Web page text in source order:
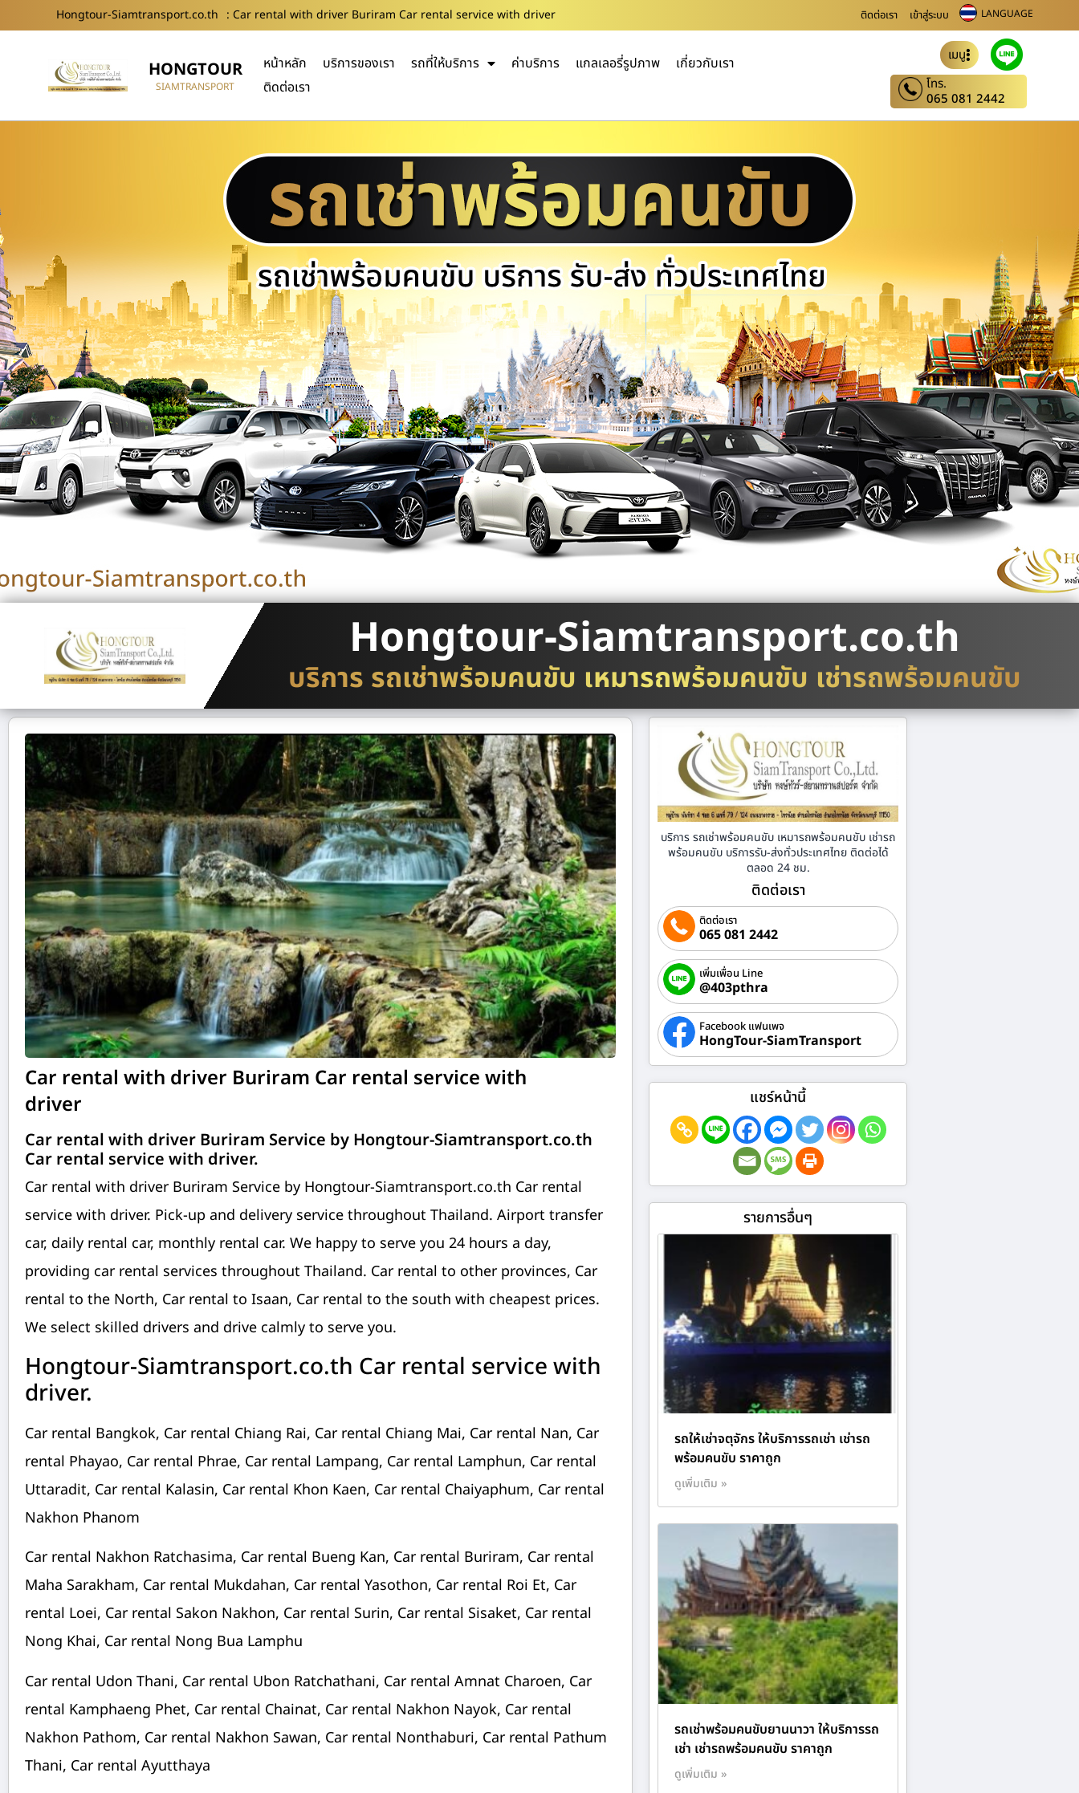
Hongtour-Siamtransport.co.th : Car rental with driver Buriram Car rental service with driver ติดต่อเรา เข้าสู่ระบบ LANGUAGE
HONGTOUR
SIAMTRANSPORT
หน้าหลัก บริการของเรา รถที่ให้บริการ ค่าบริการ แกลเลอรี่รูปภาพ
เกี่ยวกับเรา
ติดต่อเรา
เมนู
โทร.
065 081 2442
Hongtour-Siamtransport.co.th
บริการ รถเช่าพร้อมคนขับ เหมารถพร้อมคนขับ เช่ารถพร้อมคนขับ
Car rental with driver Buriram Car rental service with
driver
Car rental with driver Buriram Service by Hongtour-Siamtransport.co.th
Car rental service with driver.
Car rental with driver Buriram Service by Hongtour-Siamtransport.co.th Car rental
service with driver. Pick-up and delivery service throughout Thailand. Airport transfer
car, daily rental car, monthly rental car. We happy to serve you 24 hours a day,
providing car rental services throughout Thailand. Car rental to other provinces, Car
rental to the North, Car rental to Isaan, Car rental to the south with cheapest prices.
We select skilled drivers and drive calmly to serve you.
Hongtour-Siamtransport.co.th Car rental service with
driver.
Car rental Bangkok, Car rental Chiang Rai, Car rental Chiang Mai, Car rental Nan, Car
rental Phayao, Car rental Phrae, Car rental Lampang, Car rental Lamphun, Car rental
Uttaradit, Car rental Kalasin, Car rental Khon Kaen, Car rental Chaiyaphum, Car rental
Nakhon Phanom
Car rental Nakhon Ratchasima, Car rental Bueng Kan, Car rental Buriram, Car rental
Maha Sarakham, Car rental Mukdahan, Car rental Yasothon, Car rental Roi Et, Car
rental Loei, Car rental Sakon Nakhon, Car rental Surin, Car rental Sisaket, Car rental
Nong Khai, Car rental Nong Bua Lamphu
Car rental Udon Thani, Car rental Ubon Ratchathani, Car rental Amnat Charoen, Car
rental Kamphaeng Phet, Car rental Chainat, Car rental Nakhon Nayok, Car rental
Nakhon Pathom, Car rental Nakhon Sawan, Car rental Nonthaburi, Car rental Pathum
Thani, Car rental Ayutthaya
บริการ รถเช่าพร้อมคนขับ เหมารถพร้อมคนขับ เช่ารถ
พร้อมคนขับ บริการรับ-ส่งทั่วประเทศไทย ติดต่อได้
ตลอด 24 ชม.
ติดต่อเรา
ติดต่อเรา
065 081 2442
เพิ่มเพื่อน Line
@403pthra
Facebook แฟนเพจ
HongTour-SiamTransport
แชร์หน้านี้
รายการอื่นๆ
รถให้เช่าจตุจักร ให้บริการรถเช่า เช่ารถ
พร้อมคนขับ ราคาถูก
ดูเพิ่มเติม »
รถเช่าพร้อมคนขับยานนาวา ให้บริการรถ
เช่า เช่ารถพร้อมคนขับ ราคาถูก
ดูเพิ่มเติม »